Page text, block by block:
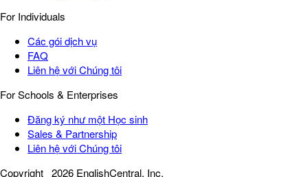
For Individuals
Các gói dịch vụ
FAQ
Liên hệ với Chúng tôi
For Schools & Enterprises
Đăng ký như một Học sinh
Sales & Partnership
Liên hệ với Chúng tôi
Copyright 2026 EnglishCentral, Inc.